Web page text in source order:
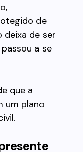
de
deixa de ser
a se
que a
um plano